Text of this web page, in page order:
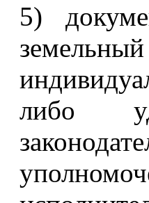
5)
либо